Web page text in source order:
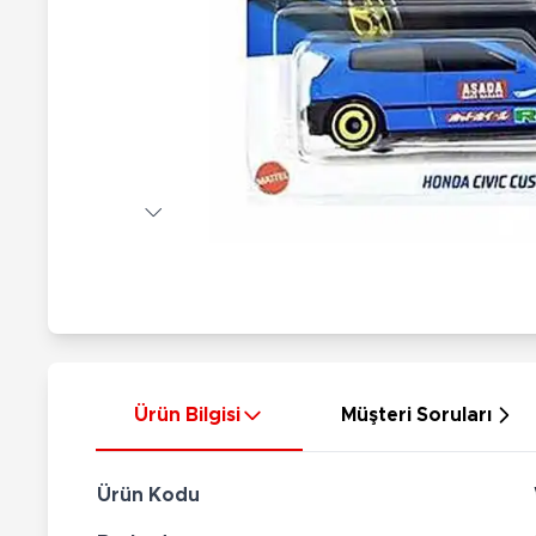
Nerf
Silahlar
Silah Setleri
Kılıç Setleri
Ok Setleri
Ürün Bilgisi Müşteri Soruları
Ürün Kodu